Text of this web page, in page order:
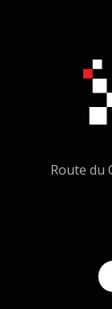
Route du